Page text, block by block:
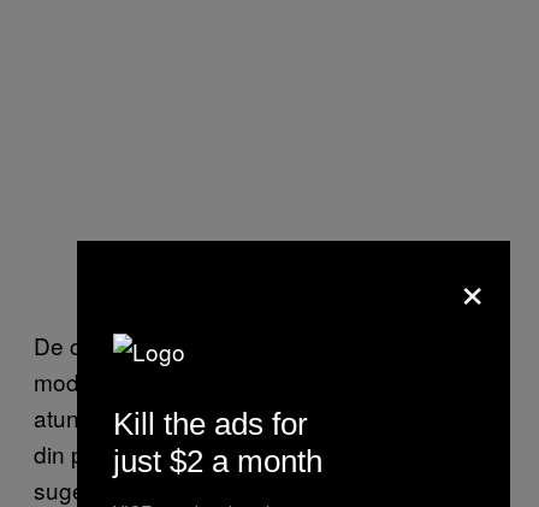
De ce oamenii nu se pot abține să nu
modifice definiția termenului de „amenințare”
atunci când primejdiile devin rare? Cercetările
din psihologia cognitivă și neuroștiință
sugerează că genul ăsta de comportament
×
Kill the ads for
just $2 a month